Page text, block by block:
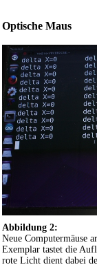
Optische Maus
Abbildung 2:
Neue Computermäuse
Exemplar tastet die
rote Licht dient dabei